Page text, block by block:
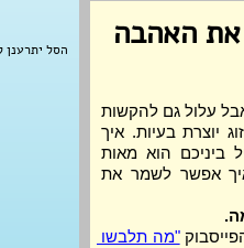
את האהבה הסל יתרענן